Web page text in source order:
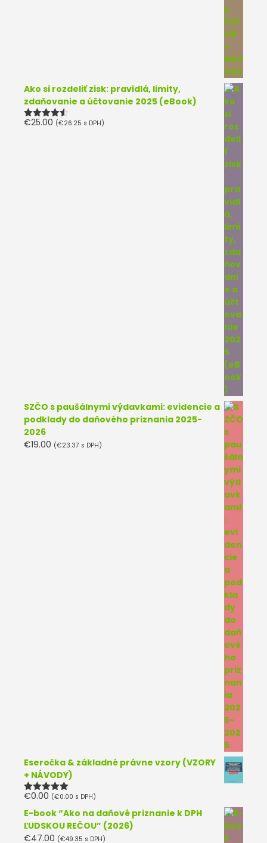
Ako si rozdeliť zisk: pravidlá, limity,
zdaňovanie a účtovanie 2025 (eBook)
Hodnotenie
€25.00 (€26.25 s DPH)
SZČO s paušálnymi výdavkami: evidencie a
podklady do daňového priznania 2025-
2026
€19.00 (€23.37 s DPH)
Eseročka & základné právne vzory (VZORY
+ NÁVODY)
Hodnotenie
€0.00 (€0.00 s DPH)
E-book “Ako na daňové priznanie k DPH
ĽUDSKOU REČOU” (2026)
€47.00 (€49.35 s DPH)